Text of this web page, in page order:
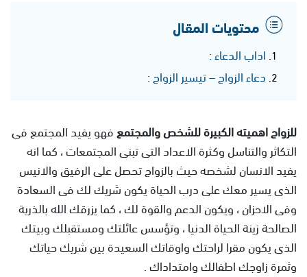
محتويات المقال
اداب الدعاء :
دعاء الزواج – تيسير الزواج :
للزواج اهميته الكبيرة للشخص والمجتمعفهو يفيد المجتمع فى
التكاثر والتناسل وكثرة الاعداد التى تبنى المجتمعات ، كما انه
يفيد الانسان لشخصه حيث بالزواج تحصل على الرفيق والانيس
الذى يسير معك على درب الحياة يكون شريك لك فى السعادة
وفى الاحزان ، ويكون الدعم والقوة لك ، كما يزرقك الله بالذرية
الصالحة زينة الحياة الدنيا ، وتؤسس عائلتك ومستقبلك وبيتك
الذى يكون مقرا لراحتك واوقاتك السعيدة بين شريك حياتك
وثمرة زاوجك اطفالك وامتداداك .